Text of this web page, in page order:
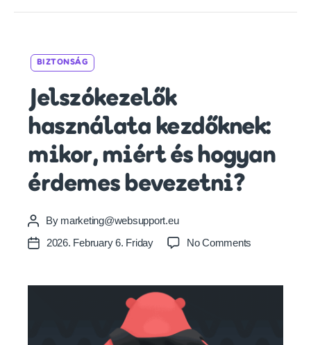
BIZTONSÁG
Jelszókezelők
használata kezdőknek:
mikor, miért és hogyan
érdemes bevezetni?
Post
author
By marketing@websupport.eu
Post2026. February 6. Friday No Comments
kezdőknek: